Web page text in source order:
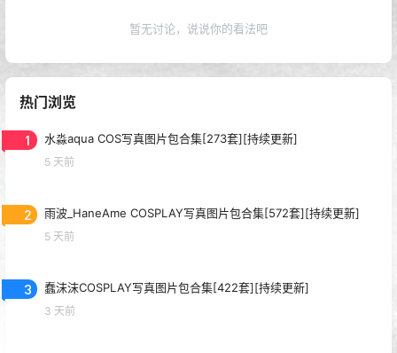
暂无讨论，说说你的看法吧
热门浏览
1 水淼aqua COS写真图片包合集[273套][持续更新]
5 天前
2 雨波_HaneAme COSPLAY写真图片包合集[572套][持续更新]
5 天前
3 蠢沫沫COSPLAY写真图片包合集[422套][持续更新]
3 天前